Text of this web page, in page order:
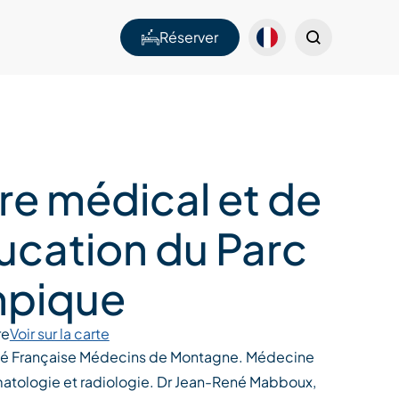
Réserver
médical et de
du Parc
Voir sur la carte
Française Médecins de Montagne. Médecine
et radiologie. Dr Jean-René Mabboux,